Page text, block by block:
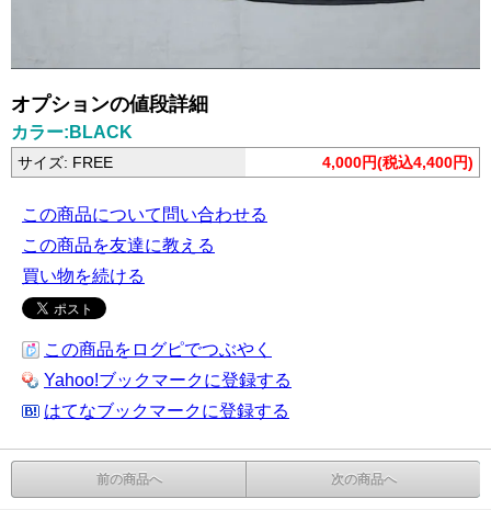
オプションの値段詳細
カラー:BLACK
サイズ: FREE 4,000円(税込4,400円)
この商品について問い合わせる
この商品を友達に教える
買い物を続ける
この商品をログピでつぶやく
Yahoo!ブックマークに登録する
はてなブックマークに登録する
前の商品へ 次の商品へ